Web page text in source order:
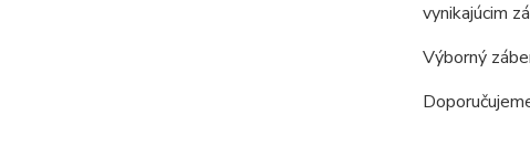
vynikajúcim
Výborný